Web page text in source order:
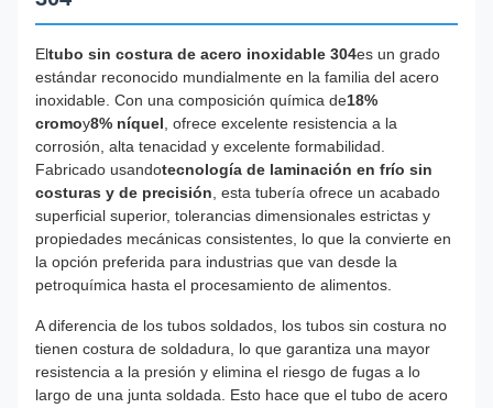
Eltubo sin costura de acero inoxidable 304es un grado
estándar reconocido mundialmente en la familia del acero
inoxidable. Con una composición química de18%
cromoy8% níquel , ofrece excelente resistencia a la
corrosión, alta tenacidad y excelente formabilidad.
Fabricado usandotecnología de laminación en frío sin
costuras y de precisión , esta tubería ofrece un acabado
superficial superior, tolerancias dimensionales estrictas y
propiedades mecánicas consistentes, lo que la convierte en
la opción preferida para industrias que van desde la
petroquímica hasta el procesamiento de alimentos.
A diferencia de los tubos soldados, los tubos sin costura no
tienen costura de soldadura, lo que garantiza una mayor
resistencia a la presión y elimina el riesgo de fugas a lo
largo de una junta soldada. Esto hace que el tubo de acero